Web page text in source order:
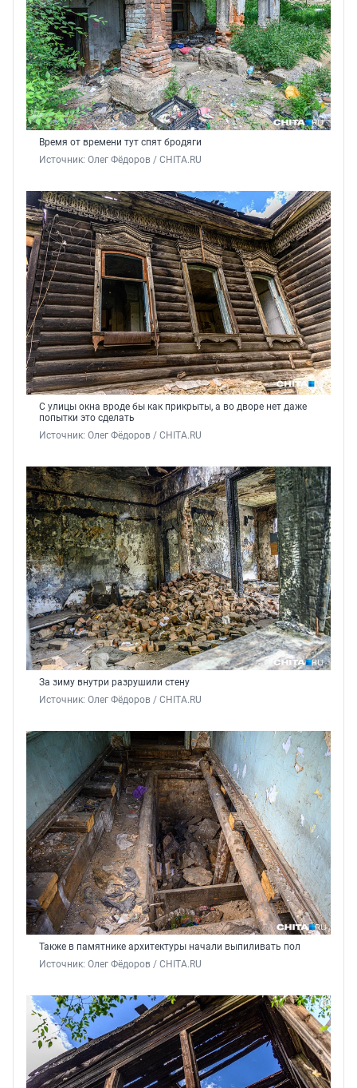
Время от времени тут спят бродяги
Источник: Олег Фёдоров / CHITA.RU
С улицы окна вроде бы как прикрыты, а во дворе нет даже
попытки это сделать
Источник: Олег Фёдоров / CHITA.RU
За зиму внутри разрушили стену
Источник: Олег Фёдоров / CHITA.RU
Также в памятнике архитектуры начали выпиливать пол
Источник: Олег Фёдоров / CHITA.RU